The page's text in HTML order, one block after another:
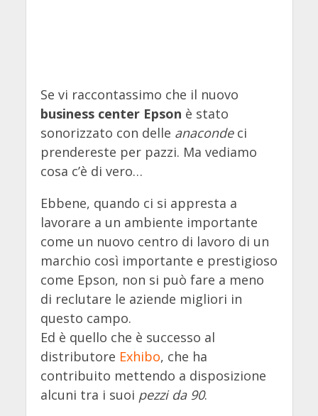
Se vi raccontassimo che il nuovo
business center Epson è stato
sonorizzato con delle anaconde ci
prendereste per pazzi. Ma vediamo
cosa c’è di vero…
Ebbene, quando ci si appresta a
lavorare a un ambiente importante
come un nuovo centro di lavoro di un
marchio così importante e prestigioso
come Epson, non si può fare a meno
di reclutare le aziende migliori in
questo campo.
Ed è quello che è successo al
distributore Exhibo, che ha
contribuito mettendo a disposizione
alcuni tra i suoi pezzi da 90.